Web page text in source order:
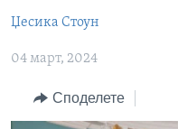
страната
навигација
ЕКОНОМИЈА
ПОЛИТИКА
ЗДРАВЈЕ
NEWSFLASH - АРХИВА
ВЕСТИ ОД САД ВО
ИЗБОРИ ВО САД 2020 -
Џесика Стоун
04 март, 2024
Споделете